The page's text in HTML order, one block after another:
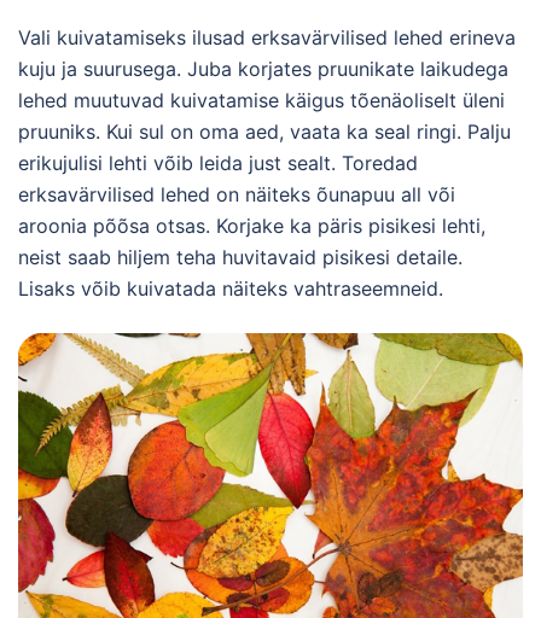
Vali kuivatamiseks ilusad erksavärvilised lehed erineva
kuju ja suurusega. Juba korjates pruunikate laikudega
lehed muutuvad kuivatamise käigus tõenäoliselt üleni
pruuniks. Kui sul on oma aed, vaata ka seal ringi. Palju
erikujulisi lehti võib leida just sealt. Toredad
erksavärvilised lehed on näiteks õunapuu all või
aroonia põõsa otsas. Korjake ka päris pisikesi lehti,
neist saab hiljem teha huvitavaid pisikesi detaile.
Lisaks võib kuivatada näiteks vahtraseemneid.